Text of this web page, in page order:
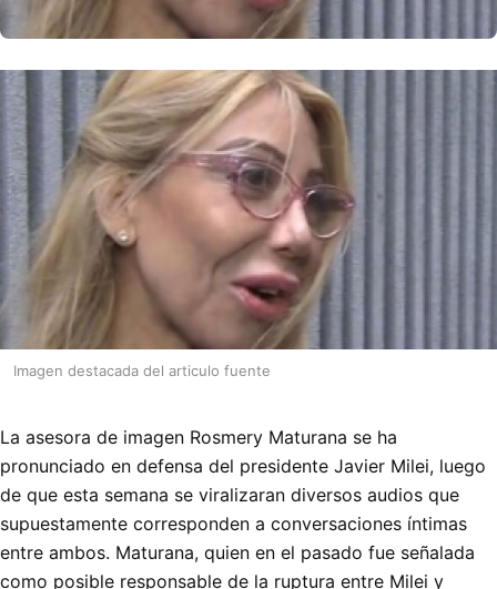
Imagen destacada del articulo fuente
La asesora de imagen Rosmery Maturana se ha
pronunciado en defensa del presidente Javier Milei, luego
de que esta semana se viralizaran diversos audios que
supuestamente corresponden a conversaciones íntimas
entre ambos. Maturana, quien en el pasado fue señalada
como posible responsable de la ruptura entre Milei y